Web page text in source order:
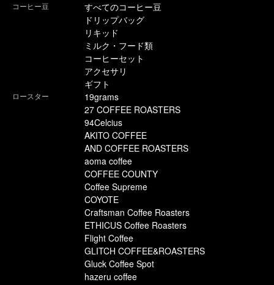
コーヒー豆
すべてのコーヒー豆
ドリップバッグ
リキッド
ミルク・フード類
コーヒーセット
アクセサリ
ギフト
ロースター
19grams
27 COFFEE ROASTERS
94Celcius
AKITO COFFEE
AND COFFEE ROASTERS
aoma coffee
COFFEE COUNTY
Coffee Supreme
COYOTE
Craftsman Coffee Roasters
ETHICUS Coffee Roasters
Flight Coffee
GLITCH COFFEE&ROASTERS
Gluck Coffee Spot
hazeru coffee